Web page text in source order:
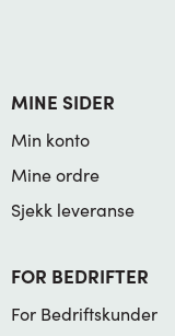
MINE SIDER
Min konto
Mine ordre
Sjekk leveranse
FOR BEDRIFTER
For Bedriftskunder